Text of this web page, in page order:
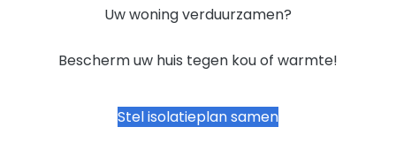
Uw woning verduurzamen?
Bescherm uw huis tegen kou of warmte!
Stel isolatieplan samen